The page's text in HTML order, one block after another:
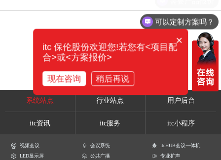
系统站点 行业站点 用户后台
itc资讯 itc服务 itc小程序
视频会议 会议系统
itcHUB会议一体机
LED显示屏
公共广播
专业扩声
可以定制方案吗？
×
itc 保伦股份欢迎您!若您有<项目配
合>或<方案报价>
现在咨询 稍后再说